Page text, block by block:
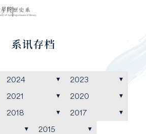
系讯存档
2024
2023
2021
2020
2018
2017
2015